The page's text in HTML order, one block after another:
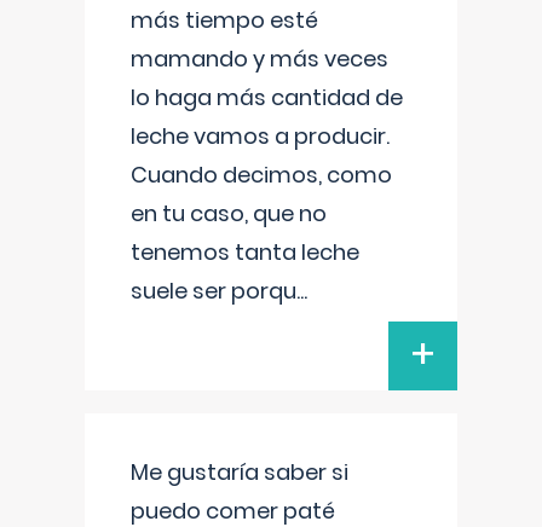
más tiempo esté
mamando y más veces
lo haga más cantidad de
leche vamos a producir.
Cuando decimos, como
en tu caso, que no
tenemos tanta leche
suele ser porqu...
+
Me gustaría saber si
puedo comer paté